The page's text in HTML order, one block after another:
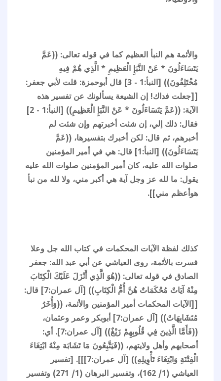
والأئمة هم النبأ العظيم كما في قوله تعالى: ((عَمَّ
يَتَسَاءَلُونَ * عَنْ النَّبَإِ الْعَظِيمِ * الَّذِي هُمْ فِيهِ
مُخْتَلِفُونَ)) [النبأ:1 - 3] قال أبوحمزة: قلت لأبي جعفر:
[[جعلت فداك! إن الشيعة يسألونك عن تفسير هذه
فقال: ذلك إلي، إن شئت أخبرتهم وإن شئت لم
أخبرهم، ثم قال: لكن أخبرك بتفسيرها، ((عَمَّ
يَتَسَاءَلُونَ)) [النبأ:1] قال: هي في أمير المؤمنين
صلوات الله عليه، كان أمير المؤمنين صلوات الله عليه
يقول: ما لله عز وجل آية هي أكبر مني، ولا لله من نبأ
هوأعظم مني]].
كذلك لفظة الآيات المحكمات في كتاب الله جل وعلا
فسرت بالأئمة، روى العياشي عن أبي عبد الله: جعفر
الصادق في قوله تعالى: ((هُوَ الَّذِي أَنْزَلَ عَلَيْكَ الْكِتَابَ
مِنْهُ آيَاتٌ مُحْكَمَاتٌ هُنَّ أُمُّ الْكِتَابِ)) [آل عمران:7] قال:
[[الآيات المحكمات أمير المؤمنين والأئمة، ((وَأُخَرُ
مُتَشَابِهَاتٌ)) [آل عمران:7] أبوبكر وعمر وعثمان،
((فَأَمَّا الَّذِينَ فِي قُلُوبِهِمْ زَيْغٌ)) [آل عمران:7]. أي:
أصحابهم وأهل ولايتهم، ((فَيَتَّبِعُونَ مَا تَشَابَهَ مِنْهُ ابْتِغَاءَ
الْفِتْنَةِ وَابْتِغَاءَ تَأْوِيلِهِ)) [آل عمران:7]]]. [تفسير
العياشي (1/ 162)، وتفسير البرهان (1/ 271) وتفسير